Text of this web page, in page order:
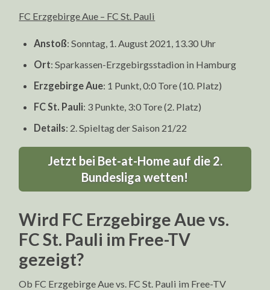
FC Erzgebirge Aue – FC St. Pauli
Anstoß: Sonntag, 1. August 2021, 13.30 Uhr
Ort: Sparkassen-Erzgebirgsstadion in Hamburg
Erzgebirge Aue: 1 Punkt, 0:0 Tore (10. Platz)
FC St. Pauli: 3 Punkte, 3:0 Tore (2. Platz)
Details: 2. Spieltag der Saison 21/22
Jetzt bei Bet-at-Home auf die 2.
Bundesliga wetten!
Wird FC Erzgebirge Aue vs.
FC St. Pauli im Free-TV
gezeigt?
Ob FC Erzgebirge Aue vs. FC St. Pauli im Free-TV